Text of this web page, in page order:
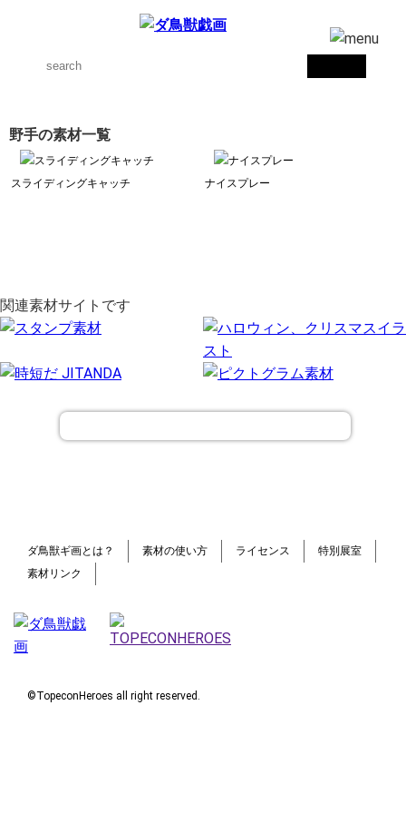
野手の素材一覧
スライディングキャッチ ナイスプレー
関連素材サイトです
ダ鳥獣ギ画とは？ 素材の使い方 ライセンス
特別展室
素材リンク
©TopeconHeroes all right reserved.